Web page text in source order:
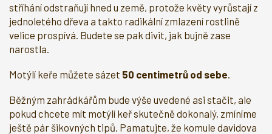
stříhání odstraňují hned u země, protože květy vyrůstají z
jednoletého dřeva a takto radikální zmlazení rostlině
velice prospívá. Budete se pak divit, jak bujně zase
narostla.
Motýlí keře můžete sázet 50 centimetrů od sebe
Běžným zahrádkářům bude výše uvedené asi stačit, ale
pokud chcete mít motýlí keř skutečně dokonalý, zmíníme
ještě pár šikovných tipů. Pamatujte, že komule davidova